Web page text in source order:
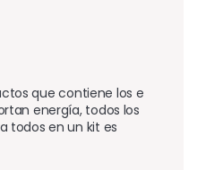
que contiene los e
energía, todos los
todos en un kit es